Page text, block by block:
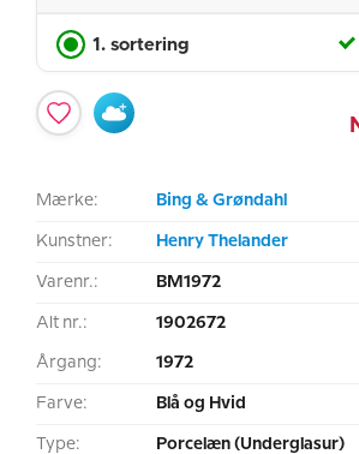
1. sortering
Mærke: Bing & Grøndahl
Kunstner: Henry Thelander
Varenr.: BM1972
Alt nr.: 1902672
Årgang: 1972
Farve: Blå og Hvid
Type: Porcelæn (Underglasur)